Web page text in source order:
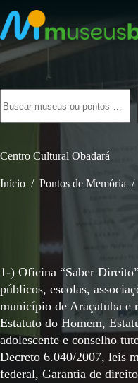
para
o
conteúdo
resultados
Centro Cultural Obadará
Início / Pontos de Memória /
1-) Oficina “Saber
públicos, escolas,
município de Araçatuba e
Estatuto do Homem,
adolescente e conselho
Decreto 6.040/2007, leis
federal, Garantia de